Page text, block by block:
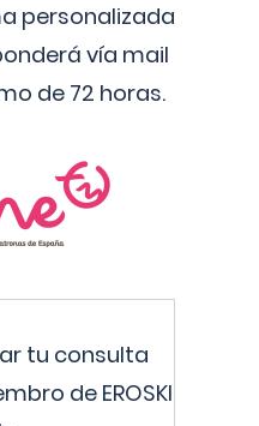
personalizada
vía mail
de 72 horas.
tu consulta
de EROSKI